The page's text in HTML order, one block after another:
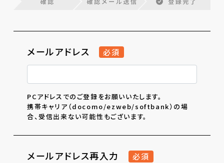
メールアドレス 必須
PCアドレスでのご登録をお願いいたします。
携帯キャリア（docomo/ezweb/softbank）の場
合、受信出来ない可能性もございます。
メールアドレス再入力 必須